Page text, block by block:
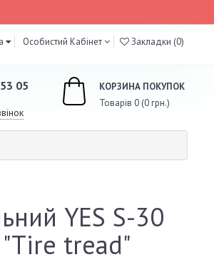
Особистий Кабінет Закладки (0)
05
КОРЗИНА ПОКУПОК
Товарів 0 (0 грн.)
YES S-30
"Tire tread"